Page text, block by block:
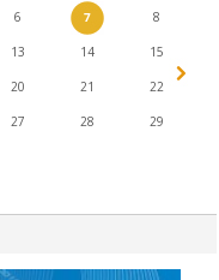
6 7 8
13 14 15
20 21 22
27 28 29